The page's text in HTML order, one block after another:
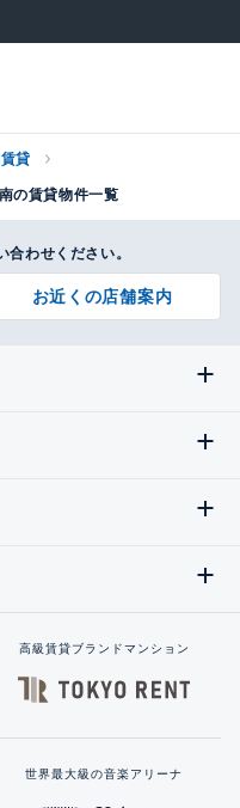
貸
の賃貸物件一覧
わせください。
お近くの店舗案内
高級賃貸ブランドマンション
世界最大級の音楽アリーナ